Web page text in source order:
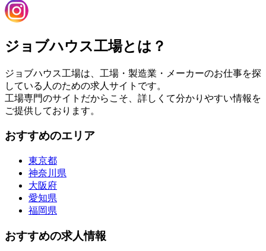
ジョブハウス工場とは？
ジョブハウス工場は、工場・製造業・メーカーのお仕事を探
している人のための求人サイトです。
工場専門のサイトだからこそ、詳しくて分かりやすい情報を
ご提供しております。
おすすめのエリア
東京都
神奈川県
大阪府
愛知県
福岡県
おすすめの求人情報